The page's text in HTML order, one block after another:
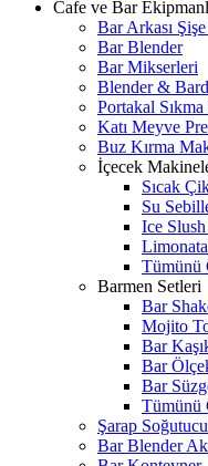
Cafe ve Bar
Bar Arkası
Bar Blender
Bar Mikserleri
Blender &
Portakal
Katı Meyve
Buz Kırma
İçecek
Sıcak
Su
Ice
Tümünü
Barmen Setleri
Bar
Mojito
Bar
Bar
Bar
Tümünü
Şarap
Bar Blender